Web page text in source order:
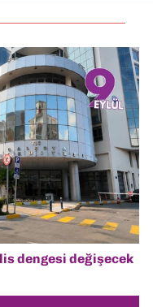
dengesi değişecek